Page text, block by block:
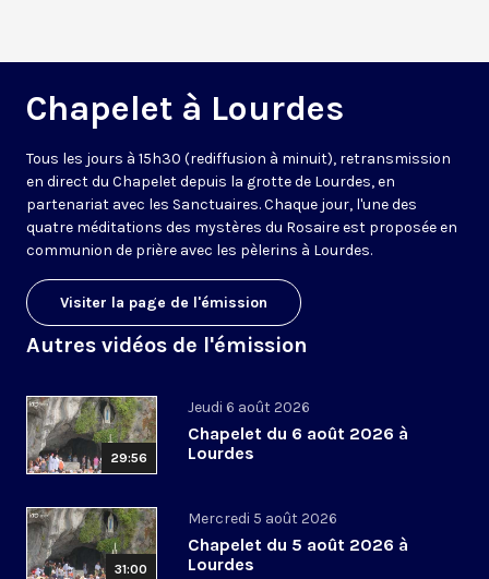
Chapelet à Lourdes
Tous les jours à 15h30 (rediffusion à minuit), retransmission
en direct du Chapelet depuis la grotte de Lourdes, en
partenariat avec les Sanctuaires. Chaque jour, l'une des
quatre méditations des mystères du Rosaire est proposée en
communion de prière avec les pèlerins à Lourdes.
Visiter la page de l'émission
Autres vidéos de l'émission
29:56
Jeudi 6 août 2026
Chapelet du 6 août 2026 à
Lourdes
31:00
Mercredi 5 août 2026
Chapelet du 5 août 2026 à
Lourdes